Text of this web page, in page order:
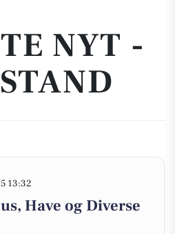
NYT -
13:32
Have og Diverse